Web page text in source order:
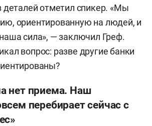
деталей отметил спикер. «Мы
ориентированную на людей, и
сила», — заключил Греф.
вопрос: разве другие банки
нет приема. Наш
перебирает сейчас с